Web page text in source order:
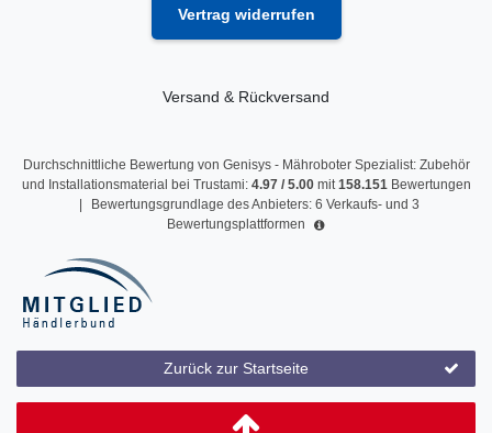
Vertrag widerrufen
Versand & Rückversand
Durchschnittliche Bewertung von Genisys - Mähroboter Spezialist: Zubehör
und Installationsmaterial bei Trustami: 4.97/ 5.00mit158.151 Bewertungen
|
Bewertungsgrundlage des Anbieters: 6 Verkaufs- und 3
Bewertungsplattformen
Zurück zur Startseite